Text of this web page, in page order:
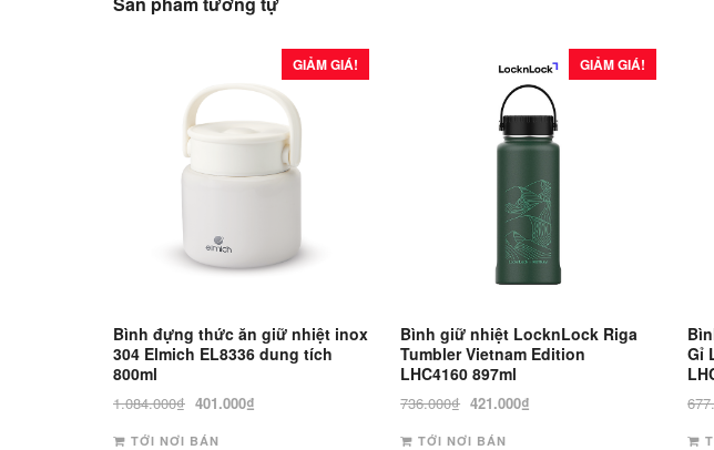
GIẢM GIÁ!
Bình đựng thức ăn giữ nhiệt inox
304 Elmich EL8336 dung tích
800ml
1.084.000₫ Giá
401.000₫
TỚI NƠI BÁN
GIẢM GIÁ!
Bình giữ nhiệt LocknLock Riga
Tumbler Vietnam Edition
LHC4160 897ml
736.000₫ Giá
421.000₫
TỚI NƠI BÁN
Gỉ